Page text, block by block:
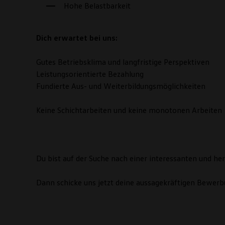
Hohe Belastbarkeit
Dich erwartet bei uns:
Gutes Betriebsklima und langfristige Perspektiven
Leistungsorientierte Bezahlung
Fundierte Aus- und Weiterbildungsmöglichkeiten
Keine Schichtarbeiten und keine monotonen Arbeiten
Du bist auf der Suche nach einer interessanten und
Dann schicke uns jetzt deine aussagekräftigen